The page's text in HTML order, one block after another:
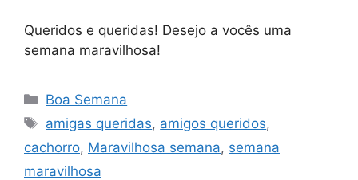
Queridos e queridas! Desejo a vocês uma
semana maravilhosa!
Categorias
Boa Semana
Tags
amigas queridas, amigos queridos,
cachorro, Maravilhosa semana, semana
maravilhosa